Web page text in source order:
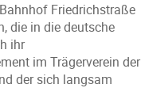
Friedrichstraße
die in die deutsche
ihr
im Trägerverein der
der sich langsam